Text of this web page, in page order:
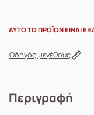
ΑΥΤΌ ΤΟ ΠΡΟΪΌΝ ΕΊΝΑΙ
Οδηγός μεγέθους
Περιγραφή